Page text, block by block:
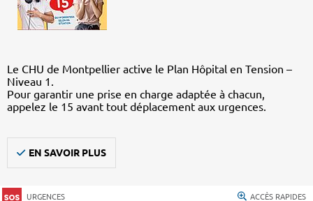
Le CHU de Montpellier active le Plan Hôpital en Tension –
Niveau 1.
Pour garantir une prise en charge adaptée à chacun,
appelez le 15 avant tout déplacement aux urgences.
EN SAVOIR PLUS
URGENCES ACCÈS RAPIDES